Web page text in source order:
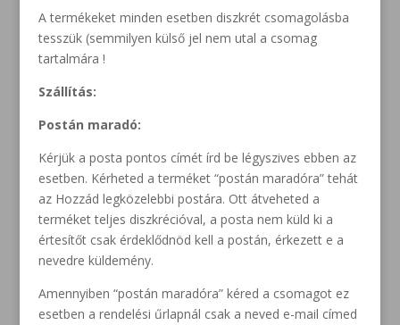
A termékeket minden esetben diszkrét csomagolásba
tesszük (semmilyen külső jel nem utal a csomag
tartalmára !
Szállítás:
Postán maradó:
Kérjük a posta pontos címét írd be légyszives ebben az
esetben. Kérheted a terméket “postán maradóra” tehát
az Hozzád legközelebbi postára. Ott átveheted a
terméket teljes diszkrécióval, a posta nem küld ki a
értesítőt csak érdeklődnöd kell a postán, érkezett e a
nevedre küldemény.
Amennyiben “postán maradóra” kéred a csomagot ez
esetben a rendelési űrlapnál csak a neved e-mail címed